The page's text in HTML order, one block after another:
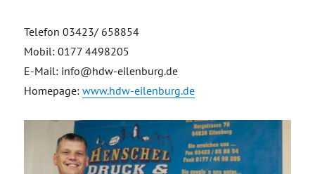
Telefon 03423/ 658854
Mobil: 0177 4498205
E-Mail: info@hdw-eilenburg.de
Homepage:www.hdw-eilenburg.de